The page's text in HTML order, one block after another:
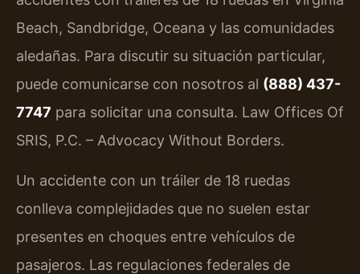
Beach, Sandbridge, Oceana y las comunidades
aledañas. Para discutir su situación particular,
puede comunicarse con nosotros al (888) 437-
7747 para solicitar una consulta. Law Offices Of
SRIS, P.C. – Advocacy Without Borders.
Un accidente con un tráiler de 18 ruedas
conlleva complejidades que no suelen estar
presentes en choques entre vehículos de
pasajeros. Las regulaciones federales de